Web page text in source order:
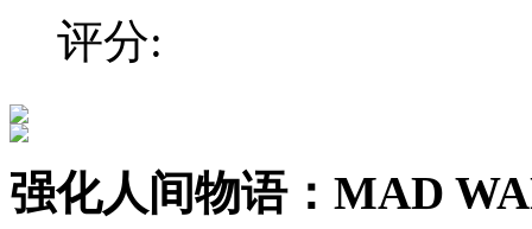
评分:
强化人间物语：MAD